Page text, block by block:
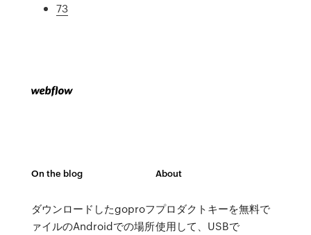
73
On the blog
ダウンロードしたgoproフ
ァイルのAndroidでの場所
About
プロダクトキーを無料で
使用して、USBで